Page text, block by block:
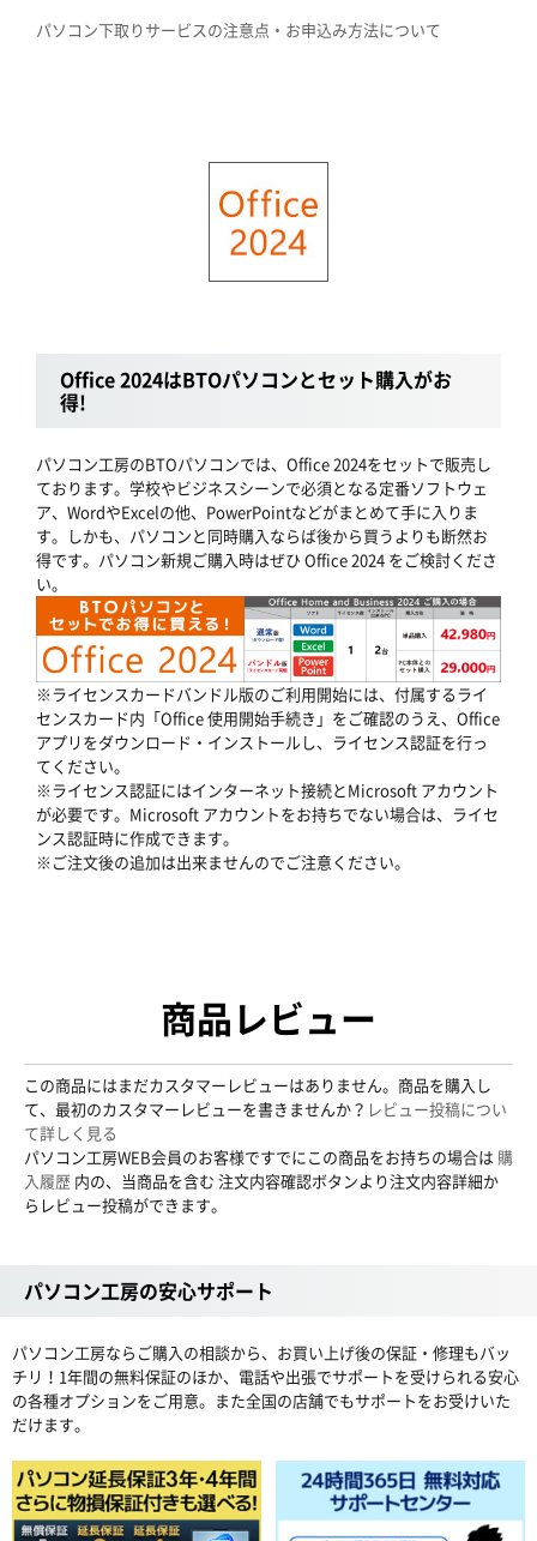
パソコン下取りサービスの注意点・お申込み方法について
Office 2024はBTOパソコンとセット購入がお
得!
パソコン工房のBTOパソコンでは、Office 2024をセットで販売し
ております。学校やビジネスシーンで必須となる定番ソフトウェ
ア、WordやExcelの他、PowerPointなどがまとめて手に入りま
す。しかも、パソコンと同時購入ならば後から買うよりも断然お
得です。パソコン新規ご購入時はぜひ Office 2024 をご検討くださ
い。
※ライセンスカードバンドル版のご利用開始には、付属するライ
センスカード内「Office 使用開始手続き」をご確認のうえ、Office
アプリをダウンロード・インストールし、ライセンス認証を行っ
てください。
※ライセンス認証にはインターネット接続とMicrosoft アカウント
が必要です。Microsoft アカウントをお持ちでない場合は、ライセ
ンス認証時に作成できます。
※ご注文後の追加は出来ませんのでご注意ください。
商品レビュー
この商品にはまだカスタマーレビューはありません。商品を購入し
て、最初のカスタマーレビューを書きませんか？ レビュー投稿につい
て詳しく見る
パソコン工房WEB会員のお客様ですでにこの商品をお持ちの場合は 購
入履歴 内の、当商品を含む 注文内容確認ボタンより注文内容詳細か
らレビュー投稿ができます。
パソコン工房の安心サポート
パソコン工房ならご購入の相談から、お買い上げ後の保証・修理もバッ
チリ！1年間の無料保証のほか、電話や出張でサポートを受けられる安心
の各種オプションをご用意。また全国の店舗でもサポートをお受けいた
だけます。